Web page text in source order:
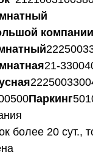
21-
Паркинг
более 20 сут.,